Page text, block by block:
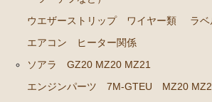
エンジンパーツ 1G-GTEU
エンジンパーツ 1G-GEU前期
月迄
エンジンパーツ 1G-GEU後期
ウエザーストリップ ワイヤー類
ラベ
エアコン ヒーター関係
ソアラ GZ20 MZ20 MZ21
エンジンパーツ 7M-GTEU MZ20